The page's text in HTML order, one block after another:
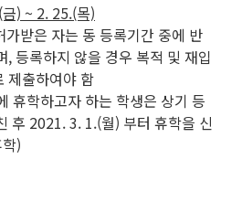
) ~ 2. 25.(목)
받은 자는 동 등록기간 중에 반
, 등록하지 않을 경우 복적 및 재입
제출하여야 함
휴학하고자 하는 학생은 상기 등
후 2021. 3. 1.(월) 부터 휴학을 신
)